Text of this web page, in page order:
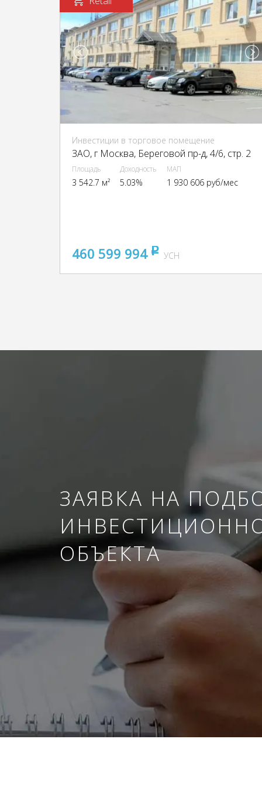
Инвестиции в торговое помещение
ЗАО, г Москва, Береговой пр-д, 4/6, стр. 2
Площадь
3 542.7 м²
Доходность
5.03%
МАП
1 930 606 руб/мес
460 599 994 pуб
УСН
ЗАЯВКА НА
ОБЪЕКТА